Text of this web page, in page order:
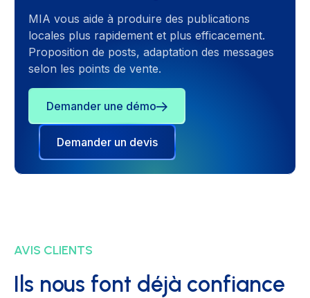
MIA vous aide à produire des publications
locales plus rapidement et plus efficacement.
Proposition de posts, adaptation des messages
selon les points de vente.
Demander une démo
Demander un devis
AVIS CLIENTS
Ils nous font déjà confiance